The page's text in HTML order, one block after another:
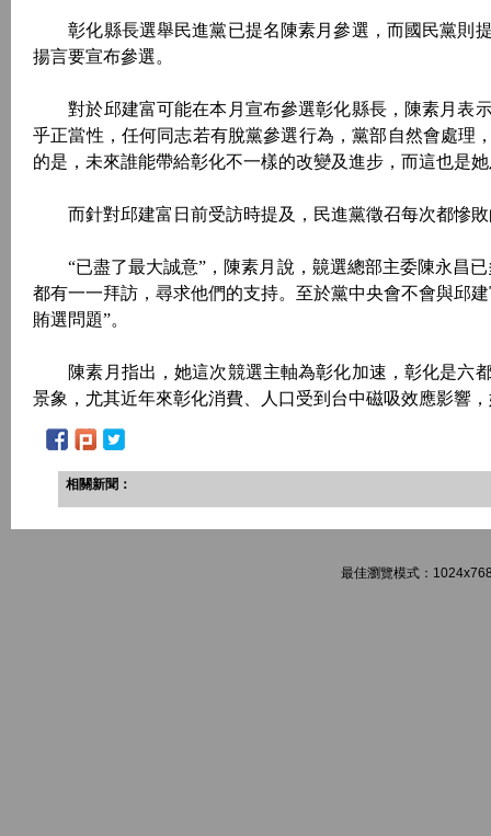
彰化縣長選舉民進黨已提名陳素月參選，而國民黨則
揚言要宣布參選。
對於邱建富可能在本月宣布參選彰化縣長，陳素月表
乎正當性，任何同志若有脫黨參選行為，黨部自然會處理
的是，未來誰能帶給彰化不一樣的改變及進步，而這也是
而針對邱建富日前受訪時提及，民進黨徵召每次都慘敗
“已盡了最大誠意”，陳素月說，竸選總部主委陳永昌已
都有一一拜訪，尋求他們的支持。至於黨中央會不會與邱
賄選問題”。
陳素月指出，她這次競選主軸為彰化加速，彰化是六
景象，尤其近年來彰化消費、人口受到台中磁吸效應影響
相關新聞：
最佳瀏覽模式：